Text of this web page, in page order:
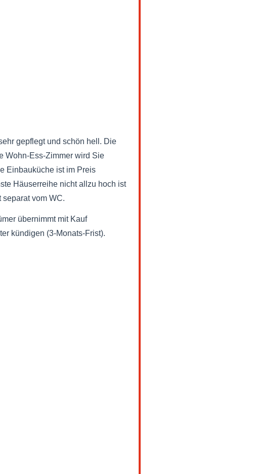
gepflegt und schön hell. Die
Wohn-Ess-Zimmer wird Sie
Einbauküche ist im Preis
Häuserreihe nicht allzu hoch ist
vom WC.
übernimmt mit Kauf
kündigen (3-Monats-Frist).